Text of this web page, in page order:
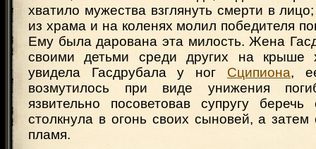
хватило мужества взглянуть смерти в
из храма и на коленях молил победителя
Ему была дарована эта милость. Жена
своими детьми среди других на крыше
увидела Гасдрубала у ног Сципиона,
возмутилось при виде унижения
язвительно посоветовав супругу
столкнула в огонь своих сыновей, а
пламя.